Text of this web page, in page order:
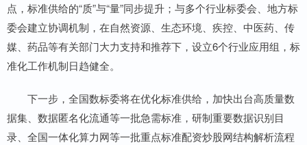
点，标准供给的“质”与“量”同步提升；与多个行业标委会、地方标
委会建立协调机制，在自然资源、生态环境、疾控、中医药、传
媒、药品等有关部门大力支持和推荐下，设立6个行业应用组，标
准化工作机制日趋健全。
下一步，全国数标委将在优化标准供给，加快出台高质量数
据集、数据匿名化流通等一批急需标准，研制重要数据识别目
录、全国一体化算力网等一批重点标准配资炒股网结构解析流程